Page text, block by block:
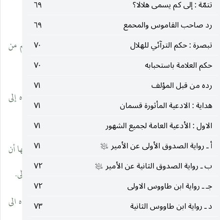
تتمّة : إلى كم يسمى هلالا؟
٦٩
رد صاحب القاموس والمحمع
٦٩
تبصرة : حكم الترآئي للهلال
٧٠
حكم العلامة باستحبابه
٧٠
رده من قبل المؤلف
٧١
هداية : الادعية المأثورة قسمان
٧١
الاول : الأدعية العامة لجميع الشهور
٧١
أ ـ رواية الصدوق الأولى عن الأمير عليه‌السلام
٧١
ب ـ رواية الصدوق الثانية عن الأمير عليه‌السلام
٧٢
جـ ـ رواية ابن طاووس الاولى
٧٢
د ـ رواية ابن طاووس الثانية
٧٣
قبل السيد ابن طاووس.
ب ـ رواية الإحتجاج ، رواها الشيخ الطوسي وفيها أن المنجم من
أصحابه ، وهي نحو رواية الأمالى.
جـ ـ رواية الاحتجاج ، وهي مفصلة غير الاولى رواها بسنده إلى
سعيد بن جبير.
د ـ رواية نهج البلاعة ، رواها ألسيد ألرضي قدس سره بسنده وفيها أن
المنجم من أصحابه وهي نحو رواية الشيخ الصدوق وألاحتجاج الاولى.
هـ ـ رواية فرج المهموم ، روى السيد ابن طاووس هذه بسنده الى